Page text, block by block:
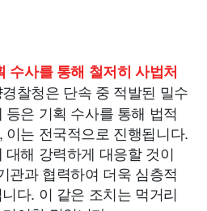
수사를 통해 철저히 사법처
찰청은 단속 중 적발된 밀수
은 기획 수사를 통해 법적
이는 전국적으로 진행됩니다.
해 강력하게 대응할 것이
관과 협력하여 더욱 심층적
다. 이 같은 조치는 먹거리